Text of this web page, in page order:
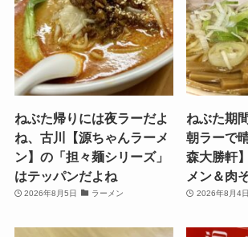
ねぶた帰りには夜ラーだよ
ね、古川【源ちゃんラーメ
ン】の「担々麺シリーズ」
はテッパンだよね
2026年8月5日 ラーメン
ねぶた期
朝ラーで
森大勝軒
メン＆肉
2026年8月4日